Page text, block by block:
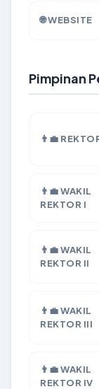
🌐 WEBSITE
Pimpinan
👨‍💼
👨‍💼 WAKIL
REKTOR I
👨‍💼 WAKIL
REKTOR II
👨‍💼 WAKIL
REKTOR III
👨‍💼 WAKIL
REKTOR IV